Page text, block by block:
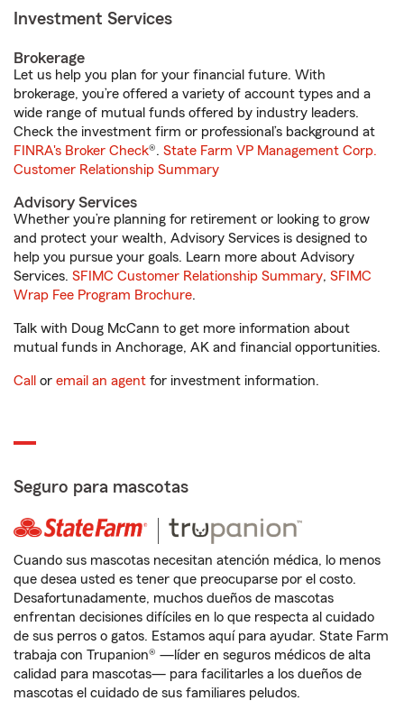
Investment Services
Brokerage
Let us help you plan for your financial future. With
brokerage, you’re offered a variety of account types and a
wide range of mutual funds offered by industry leaders.
Check the investment firm or professional’s background at
FINRA's Broker Check®. State Farm VP Management Corp.
Customer Relationship Summary
Advisory Services
Whether you’re planning for retirement or looking to grow
and protect your wealth, Advisory Services is designed to
help you pursue your goals. Learn more about Advisory
Services. SFIMC Customer Relationship Summary, SFIMC
Wrap Fee Program Brochure.
Talk with Doug McCann to get more information about
mutual funds in Anchorage, AK and financial opportunities.
Call or email an agent for investment information.
Seguro para mascotas
Cuando sus mascotas necesitan atención médica, lo menos
que desea usted es tener que preocuparse por el costo.
Desafortunadamente, muchos dueños de mascotas
enfrentan decisiones difíciles en lo que respecta al cuidado
de sus perros o gatos. Estamos aquí para ayudar. State Farm
trabaja con Trupanion® —líder en seguros médicos de alta
calidad para mascotas— para facilitarles a los dueños de
mascotas el cuidado de sus familiares peludos.